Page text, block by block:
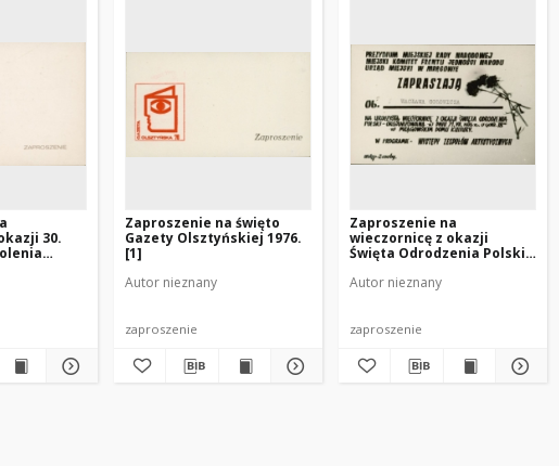
30.
Zaproszenie na święto
Gazety Olsztyńskiej 1976.
[1]
Autor nieznany
zaproszenie
Zaproszenie na
wieczornicę z okazji
Święta Odrodzenia Polski
Autor nieznany
zaproszenie